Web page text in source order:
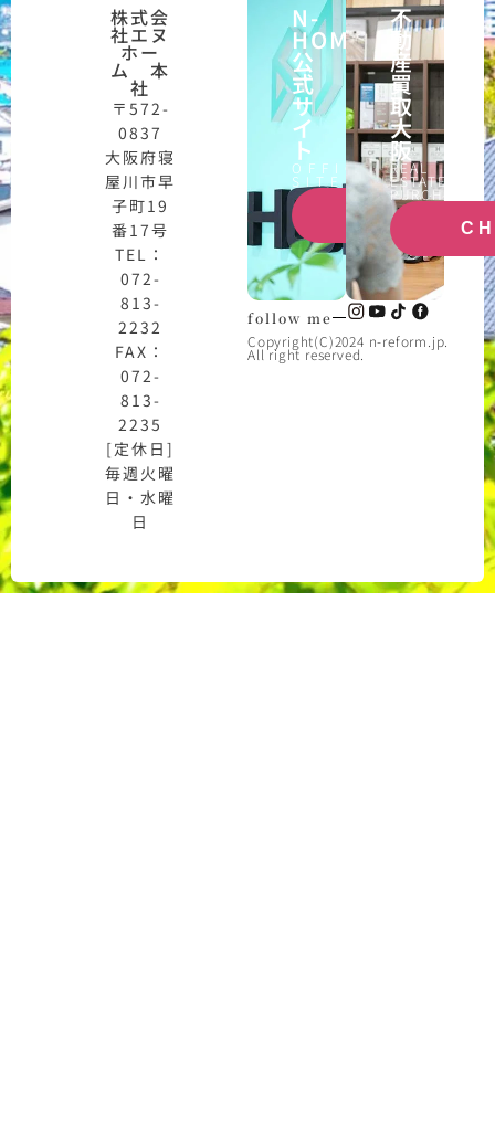
株式会
社エヌ
ホー
ム 本
社
〒572-
0837
大阪府寝
屋川市早
子町19
番17号
TEL：
072-
813-
2232
FAX：
072-
813-
2235
[定休日]
毎週火曜
日・水曜
日
N-
HOME
公
式
サ
イ
ト
OFFICIAL
SITE
CHECK
不
動
産
買
取
大
阪
REAL
ESTATE
PURCHASE
follow me
Copyright(C)2024 n-reform.jp.
All right reserved.